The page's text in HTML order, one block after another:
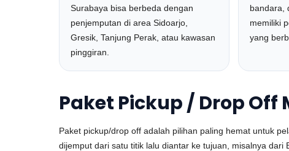
Surabaya bisa berbeda dengan
penjemputan di area Sidoarjo,
Gresik, Tanjung Perak, atau kawasan
pinggiran.
bandara,
memiliki
yang
Paket Pickup / Drop Off
Paket pickup/drop off adalah pilihan paling hemat untuk
dijemput dari satu titik lalu diantar ke tujuan, misalnya